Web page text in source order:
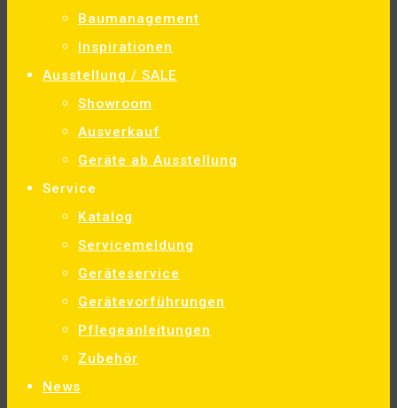
Baumanagement
Inspirationen
Ausstellung / SALE
Showroom
Ausverkauf
Geräte ab Ausstellung
Service
Katalog
Servicemeldung
Geräteservice
Gerätevorführungen
Pflegeanleitungen
Zubehör
News